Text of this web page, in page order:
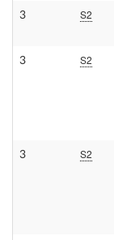
3 S2
3 S2
3 S2